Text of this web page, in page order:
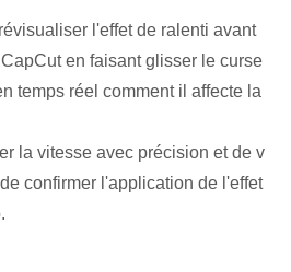
l'effet de ralenti avant
en faisant glisser le curse
temps réel comment il affecte la
la vitesse avec précision et de v
confirmer l'application de l'effet